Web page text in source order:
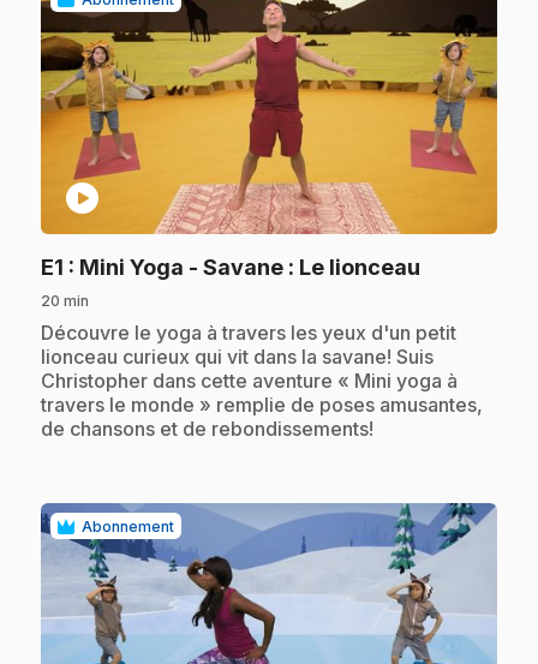
play_circle
E1 : Mini Yoga - Savane : Le lionceau
20 min
.Découvre le yoga à travers les yeux d'un petit
lionceau curieux qui vit dans la savane! Suis
Christopher dans cette aventure « Mini yoga à
travers le monde » remplie de poses amusantes,
de chansons et de rebondissements!
Abonnement